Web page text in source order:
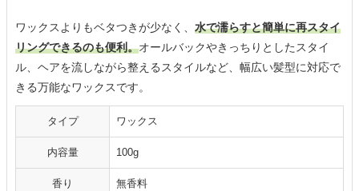
ワックスよりもベタつきが少なく、 水で濡らすと簡単に再スタイ
リングできるのも便利。オールバックやきっちりとしたスタイ
ル、ヘアを流しながら整えるスタイルなど、幅広い髪型に対応で
きる万能なワックスです。
タイプ ワックス
内容量 100g
香り 無香料